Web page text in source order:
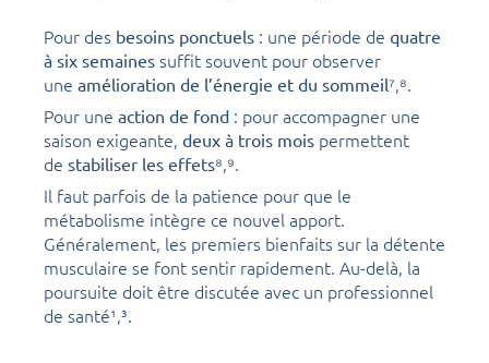
Pour des besoins ponctuels : une période de quatre
à six semaines suffit souvent pour observer
une amélioration de l’énergie et du sommeil⁷,⁸.
Pour une action de fond : pour accompagner une
saison exigeante, deux à trois mois permettent
de stabiliser les effets⁸,⁹.
Il faut parfois de la patience pour que le
métabolisme intègre ce nouvel apport.
Généralement, les premiers bienfaits sur la détente
musculaire se font sentir rapidement. Au-delà, la
poursuite doit être discutée avec un professionnel
de santé¹,³.